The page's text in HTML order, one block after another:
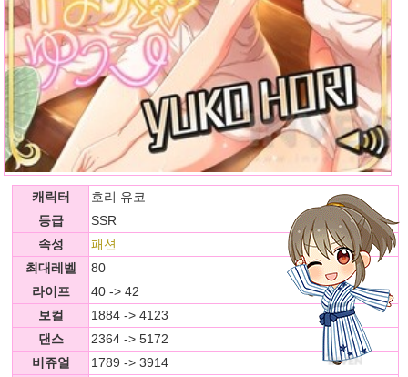
캐릭터
호리 유코
등급
SSR
속성
패션
최대레벨
80
라이프
40 -> 42
보컬
1884 -> 4123
댄스
2364 -> 5172
비쥬얼
1789 -> 3914